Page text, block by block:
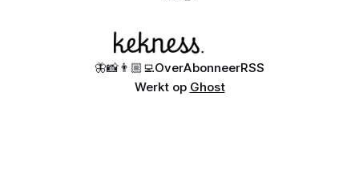
🦋📸👨🏼‍💻OverAbonneerRSS
Werkt op Ghost